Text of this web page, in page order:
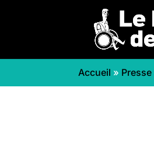
Accueil » Presse